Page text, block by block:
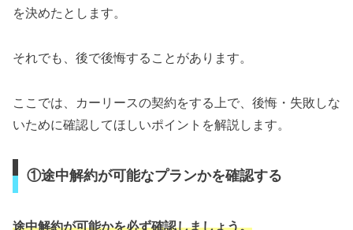
を決めたとします。
それでも、後で後悔することがあります。
ここでは、カーリースの契約をする上で、後悔・失敗しな
いために確認してほしいポイントを解説します。
①途中解約が可能なプランかを確認する
途中解約が可能かを必ず確認しましょう。